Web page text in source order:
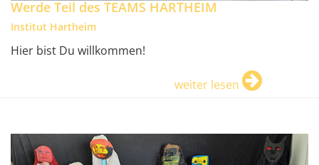
Werde Teil des TEAMS HARTHEIM
Institut Hartheim
Hier bist Du willkommen!
weiter lesen